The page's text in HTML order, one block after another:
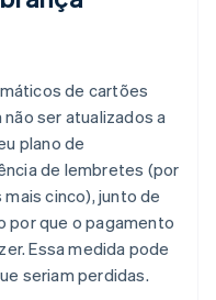
de cartões
ser atualizados a
plano de
de lembretes (por
cinco), junto de
por que o pagamento
Essa medida pode
seriam perdidas.